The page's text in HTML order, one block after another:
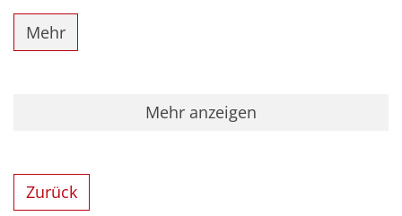
Mehr
Mehr anzeigen
Zurück